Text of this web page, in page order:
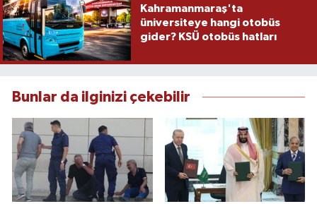
Kahramanmaraş'ta
üniversiteye hangi otobüs
gider? KSÜ otobüs hatları
Bunlar da ilginizi çekebilir